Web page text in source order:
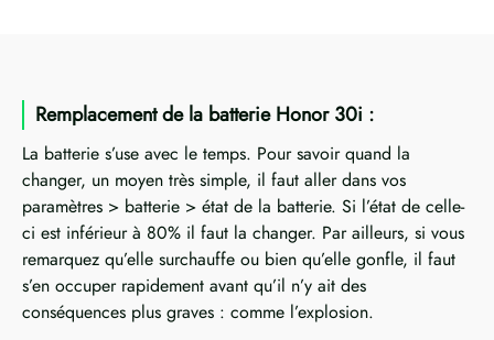
Remplacement de la batterie Honor 30i :
La batterie s’use avec le temps. Pour savoir quand la
changer, un moyen très simple, il faut aller dans vos
paramètres > batterie > état de la batterie. Si l’état de celle-
ci est inférieur à 80% il faut la changer. Par ailleurs, si vous
remarquez qu’elle surchauffe ou bien qu’elle gonfle, il faut
s’en occuper rapidement avant qu’il n’y ait des
conséquences plus graves : comme l’explosion.